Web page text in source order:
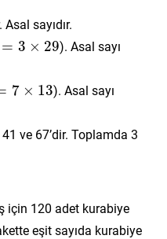
sayıdır.
= 3 × 29
×29
). Asal sayı
7 × 13
×13
). Asal sayı
ve 67’dir. Toplamda 3
için 120 adet kurabiye
eşit sayıda kurabiye